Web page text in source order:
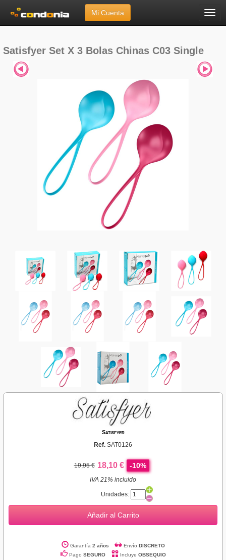
Menú
Mi Cuenta
»Set X 3 Bolas Chinas C03 Single
Satisfyer Set X 3 Bolas Chinas C03 Single
Satisfyer
Ref. SAT0126
19,95 € 18,10 € -10%
IVA 21% incluido
Unidades:
Añadir al Carrito
Garantía 2 años Envío DISCRETO
Pago SEGURO Incluye OBSEQUIO